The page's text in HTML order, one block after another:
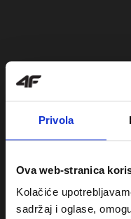
Privola
Ova web-stranica
Kolačiće
sadržaj i oglase,